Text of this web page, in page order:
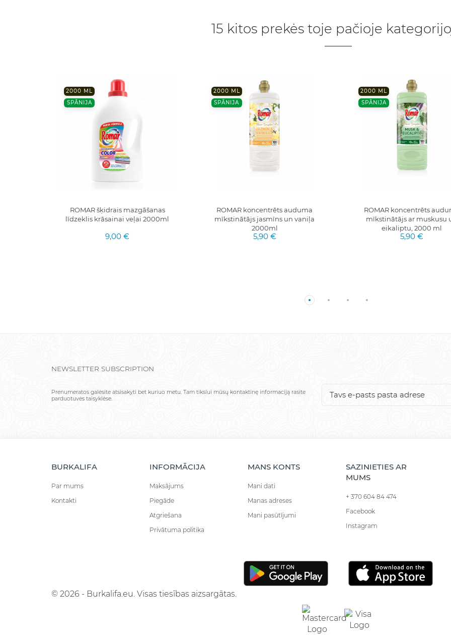
15 kitos prekės toje pačioje
2000 ML
SPĀNIJA
ROMAR šķidrais mazgāšanas
līdzeklis krāsainai veļai 2000ml
9,00 €
2000 ML
SPĀNIJA
ROMAR koncentrēts auduma
mīkstinātājs jasmīns un vaniļa
2000ml
5,90 €
2000 ML
SPĀNIJA
ROMAR koncentrēts
mīkstinātājs ar muskusu
eikaliptu, 2000 ml
5,90 €
NEWSLETTER SUBSCRIPTION
Prenumeratos galėsite atsisakyti bet kuriuo metu. Tam tikslui mūsų kontaktinę informaciją rasite
parduotuvės taisyklėse.
BURKALIFA
Par mums
Kontakti
INFORMĀCIJA
Maksājums
Piegāde
Atgriešana
Privātuma politika
MANS KONTS
Mani dati
Manas adreses
Mani pasūtījumi
SAZINIETIES AR
MUMS
+ 370 604 84 474
Facebook
Instagram
© 2026 - Burkalifa.eu. Visas tiesības aizsargātas.